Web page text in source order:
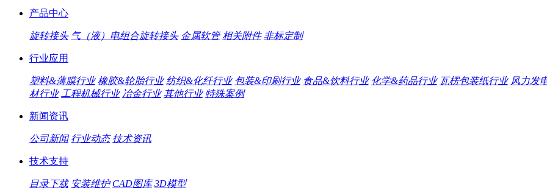
产品中心
旋转接头 气（液）电组合旋转接头 金属软管 相关附件 非标定制
行业应用
塑料&薄膜行业 橡胶&轮胎行业 纺织&化纤行业 包装&印刷行业 食品&饮料行业 化学&药品行业 瓦楞包装纸行业 风力发
材行业 工程机械行业 冶金行业 其他行业 特殊案例
新闻资讯
公司新闻 行业动态 技术资讯
技术支持
目录下载 安装维护 CAD图库 3D模型